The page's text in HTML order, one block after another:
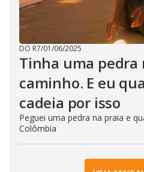
DO R7/01/06/2025
Tinha uma pedra
caminho. E eu
cadeia por isso
Peguei uma pedra na praia e
Colômbia